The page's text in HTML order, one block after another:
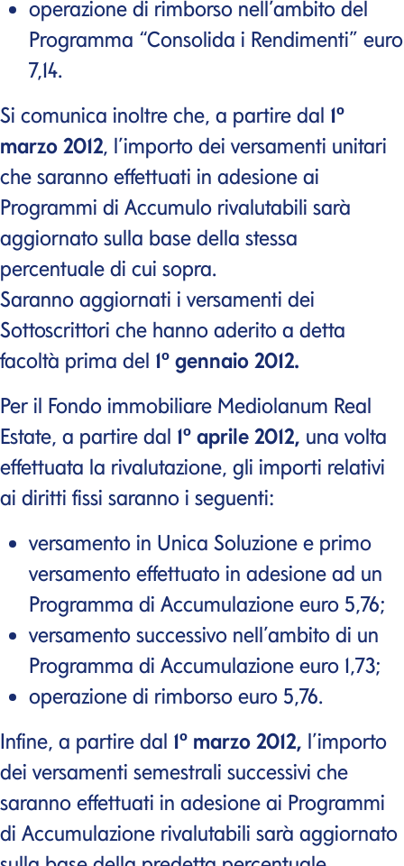
operazione di rimborso nell’ambito del
Programma “Consolida i Rendimenti” euro
7,14.
Si comunica inoltre che, a partire dal 1º
marzo 2012, l’importo dei versamenti unitari
che saranno effettuati in adesione ai
Programmi di Accumulo rivalutabili sarà
aggiornato sulla base della stessa
percentuale di cui sopra.
Saranno aggiornati i versamenti dei
Sottoscrittori che hanno aderito a detta
facoltà prima del 1º gennaio 2012.
Per il Fondo immobiliare Mediolanum Real
Estate, a partire dal 1º aprile 2012, una volta
effettuata la rivalutazione, gli importi relativi
ai diritti fissi saranno i seguenti:
versamento in Unica Soluzione e primo
versamento effettuato in adesione ad un
Programma di Accumulazione euro 5,76;
versamento successivo nell’ambito di un
Programma di Accumulazione euro 1,73;
operazione di rimborso euro 5,76.
Infine, a partire dal 1º marzo 2012, l’importo
dei versamenti semestrali successivi che
saranno effettuati in adesione ai Programmi
di Accumulazione rivalutabili sarà aggiornato